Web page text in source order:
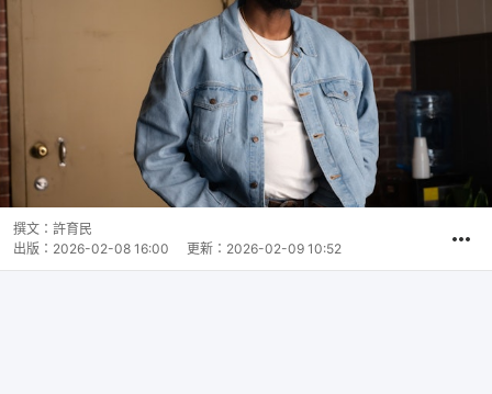
撰文： 許育民
出版： 2026-02-08 16:00 更新： 2026-02-09 10:52